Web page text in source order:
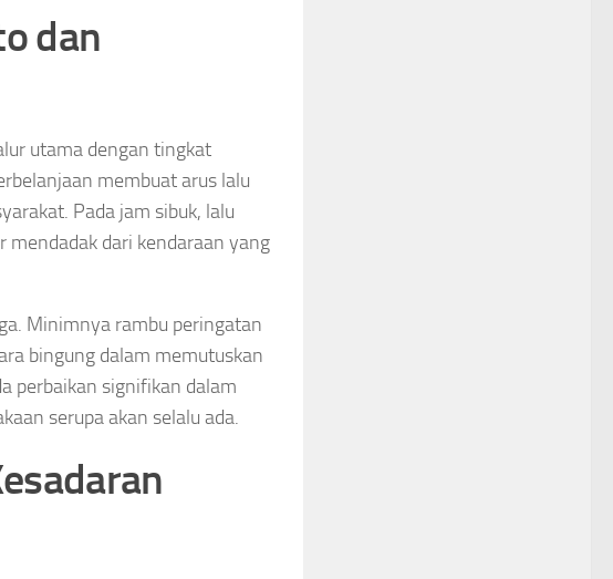
dan
utama dengan tingkat
membuat arus lalu
Pada jam sibuk, lalu
dari kendaraan yang
Minimnya rambu peringatan
bingung dalam memutuskan
perbaikan signifikan dalam
serupa akan selalu ada.